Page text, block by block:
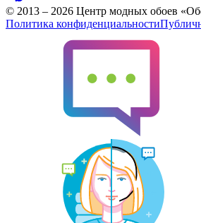
© 2013 – 2026 Центр модных обоев
Политика конфиденциальности